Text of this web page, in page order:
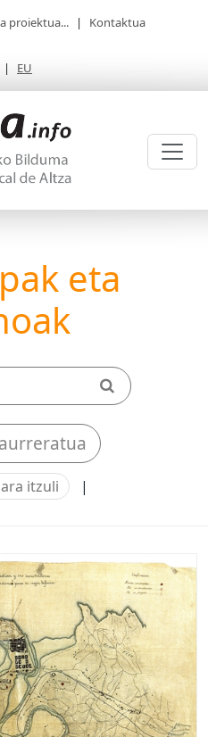
proiektua... | Kontaktua
| EU
eta
itzuli |